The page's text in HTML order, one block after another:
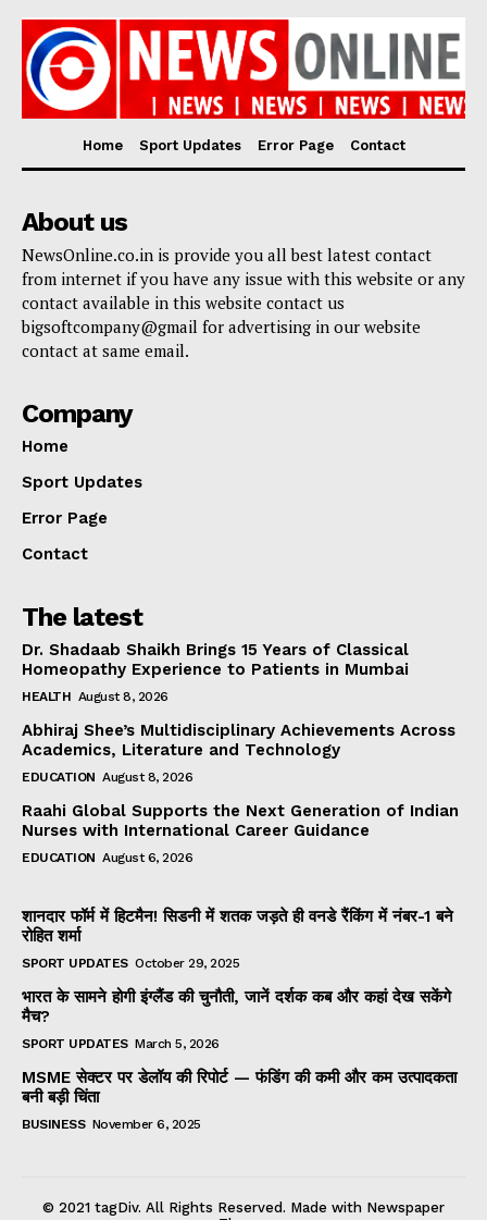
Home Sport Updates Error Page Contact
About us
NewsOnline.co.in is provide you all best latest contact
from internet if you have any issue with this website or any
contact available in this website contact us
bigsoftcompany@gmail for advertising in our website
contact at same email.
Company
Home
Sport Updates
Error Page
Contact
The latest
Dr. Shadaab Shaikh Brings 15 Years of Classical
Homeopathy Experience to Patients in Mumbai
HEALTH August 8, 2026
Abhiraj Shee’s Multidisciplinary Achievements Across
Academics, Literature and Technology
EDUCATION August 8, 2026
Raahi Global Supports the Next Generation of Indian
Nurses with International Career Guidance
EDUCATION August 6, 2026
शानदार फॉर्म में हिटमैन! सिडनी में शतक जड़ते ही वनडे रैंकिंग में नंबर-1 बने
रोहित शर्मा
SPORT UPDATES October 29, 2025
भारत के सामने होगी इंग्लैंड की चुनौती, जानें दर्शक कब और कहां देख सकेंगे
मैच?
SPORT UPDATES March 5, 2026
MSME सेक्टर पर डेलॉय की रिपोर्ट — फंडिंग की कमी और कम उत्पादकता
बनी बड़ी चिंता
BUSINESS November 6, 2025
© 2021 tagDiv. All Rights Reserved. Made with Newspaper